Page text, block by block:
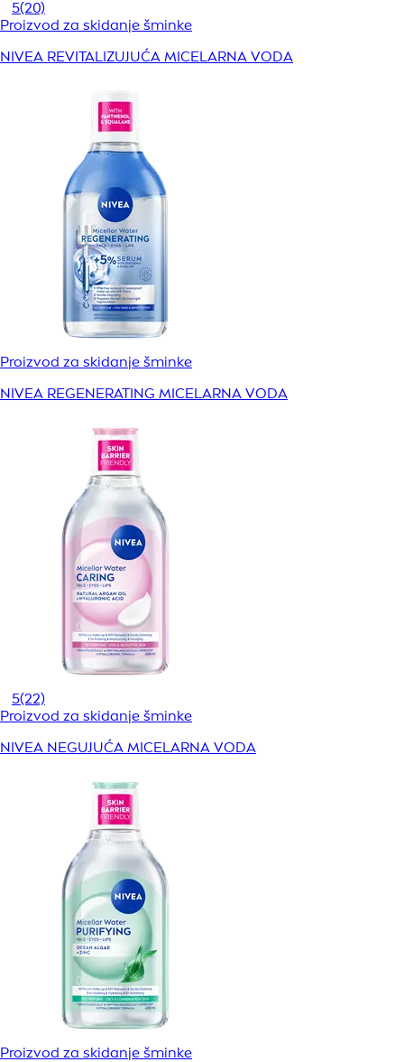
5(20)
Proizvod za skidanje šminke
NIVEA REVITALIZUJUĆA MICELARNA VODA
Proizvod za skidanje šminke
NIVEA REGENERATING MICELARNA VODA
5(22)
Proizvod za skidanje šminke
NIVEA NEGUJUĆA MICELARNA VODA
Proizvod za skidanje šminke